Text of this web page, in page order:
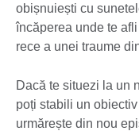
obișnuiești cu
încăperea unde te
rece a unei traume
Dacă te situezi la un
poți stabili un
urmărește din nou